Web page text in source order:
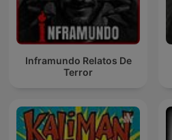
Inframundo Relatos De
Terror